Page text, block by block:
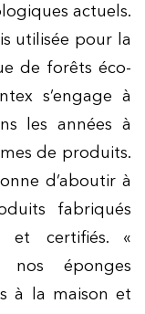
actuels.
utilisée pour la
de forêts éco-
s’engage à
les années à
de produits.
d’aboutir à
fabriqués
et certifiés. «
nos éponges
à la maison et